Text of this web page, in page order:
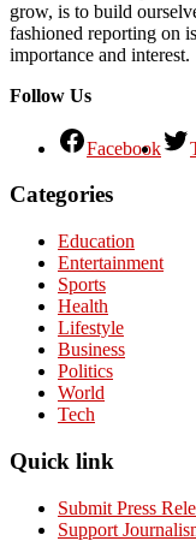
grow, is to build
fashioned reporting on
importance and interest.
Follow Us
Facebook
Categories
Education
Entertainment
Sports
Health
Lifestyle
Business
Politics
World
Tech
Quick link
Submit Press
Support